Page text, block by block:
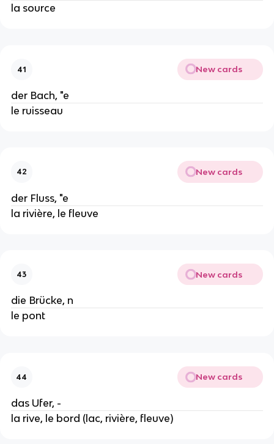
la source
41 New cards
der Bach, "e
le ruisseau
42 New cards
der Fluss, "e
la rivière, le fleuve
43 New cards
die Brücke, n
le pont
44 New cards
das Ufer, -
la rive, le bord (lac, rivière, fleuve)